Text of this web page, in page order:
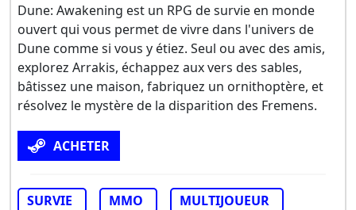
Dune: Awakening est un RPG de survie en monde
ouvert qui vous permet de vivre dans l'univers de
Dune comme si vous y étiez. Seul ou avec des amis,
explorez Arrakis, échappez aux vers des sables,
bâtissez une maison, fabriquez un ornithoptère, et
résolvez le mystère de la disparition des Fremens.
ACHETER
SURVIE MMO
MULTIJOUEUR